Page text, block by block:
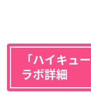
「ハイキュ
ラボ詳細